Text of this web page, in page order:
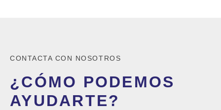
CONTACTA CON NOSOTROS
¿CÓMO PODEMOS
AYUDARTE?